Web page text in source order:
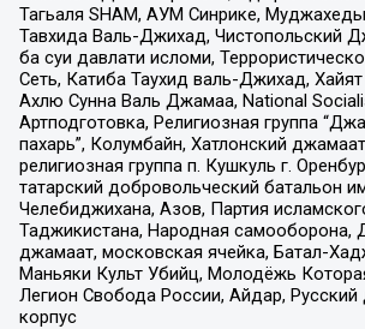
Тагьаля SHAM, АУМ Синрике,
Тавхида Валь-Джихад, Чистопольский
ба суи давлати исломи,
Сеть, Катиба Таухид валь-Джихад,
Ахлю Сунна Валь Джамаа, National
Артподготовка, Религиозная группа
пахарь”, Колумбайн, Хатлонский
религиозная группа п. Кушкуль г.
татарский добровольческий батальон
Челебиджихана, Азов, Партия
Таджикистана, Народная самооборона,
джамаат, московская ячейка, Батал-
Маньяки Культ Убийц, Молодёжь
Легион Свобода России, Айдар,
корпус